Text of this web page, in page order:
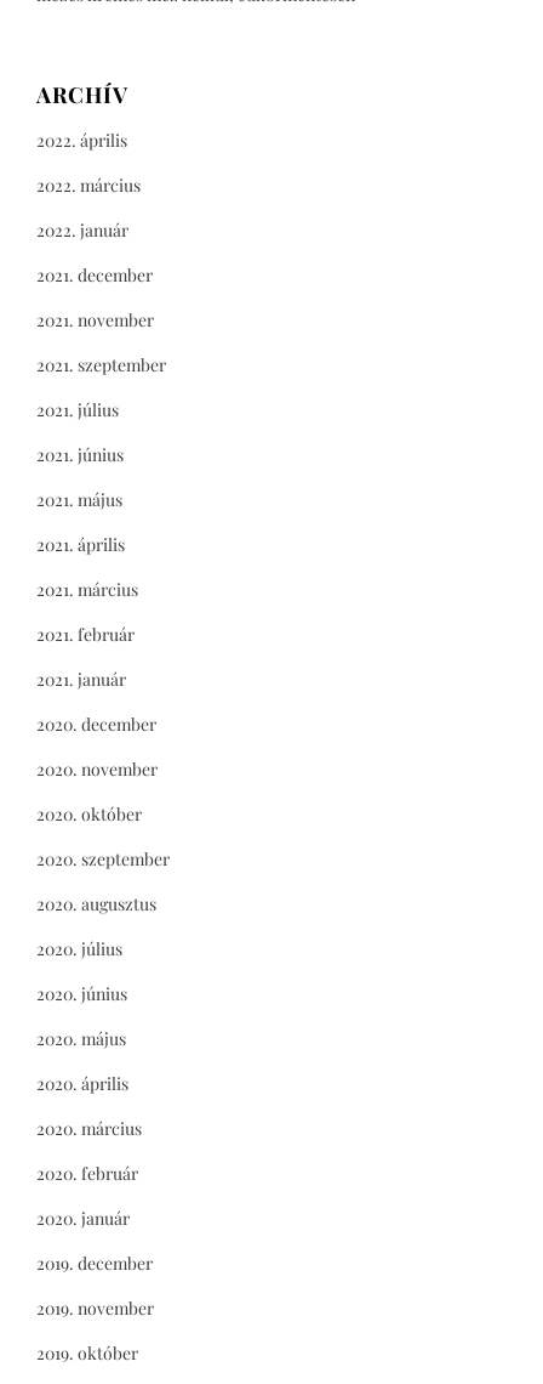
ARCHÍV
2022. április
2022. március
2022. január
2021. december
2021. november
2021. szeptember
2021. július
2021. június
2021. május
2021. április
2021. március
2021. február
2021. január
2020. december
2020. november
2020. október
2020. szeptember
2020. augusztus
2020. július
2020. június
2020. május
2020. április
2020. március
2020. február
2020. január
2019. december
2019. november
2019. október